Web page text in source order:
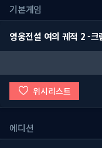
기본게임
영웅전설 여의 궤적 2 -크
위시리스트
에디션